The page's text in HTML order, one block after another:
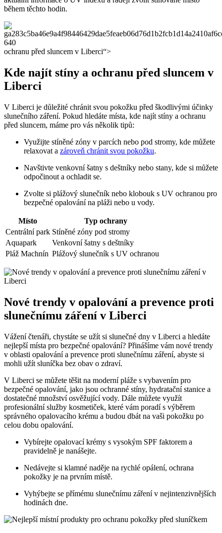
během těchto hodin.
ochranu před sluncem v Liberci“>
Kde najít stíny a ochranu před sluncem v
Liberci
V Liberci je důležité chránit svou pokožku před škodlivými účinky
slunečního záření. Pokud hledáte místa, kde najít stíny a ochranu
před sluncem, máme pro vás několik tipů:
Využijte stíněné zóny v parcích nebo pod stromy, kde můžete
relaxovat a zároveň chránit svou pokožku.
Navštivte venkovní šatny s deštníky nebo stany, kde si můžete
odpočinout a ochladit se.
Zvolte si plážový slunečník nebo klobouk s UV ochranou pro
bezpečné opalování na pláži nebo u vody.
Místo
Typ ochrany
Centrální park Stíněné zóny pod stromy
Aquapark
Venkovní šatny s deštníky
Pláž Machnín Plážový slunečník s UV ochranou
Nové trendy v opalování a prevence proti
slunečnímu záření v Liberci
Vážení čtenáři, chystáte se užít si slunečné dny v Liberci a hledáte
nejlepší místa pro bezpečné opalování? Přinášíme vám nové trendy
v oblasti opalování a prevence proti slunečnímu záření, abyste si
mohli užít sluníčka bez obav o zdraví.
V Liberci se můžete těšit na moderní pláže s vybavením pro
bezpečné opalování, jako jsou ochranné stíny, hydratační stanice a
dostatečné množství osvěžující vody. Dále můžete využít
profesionální služby kosmetiček, které vám poradí s výběrem
správného opalovacího krému a budou dbát na vaši pokožku po
celou dobu opalování.
Vybírejte opalovací krémy s vysokým SPF faktorem a
pravidelně je nanášejte.
Nedávejte si klamné naděje na rychlé opálení, ochrana
pokožky je na prvním místě.
Vyhýbejte se přímému slunečnímu záření v nejintenzivnějších
hodinách dne.